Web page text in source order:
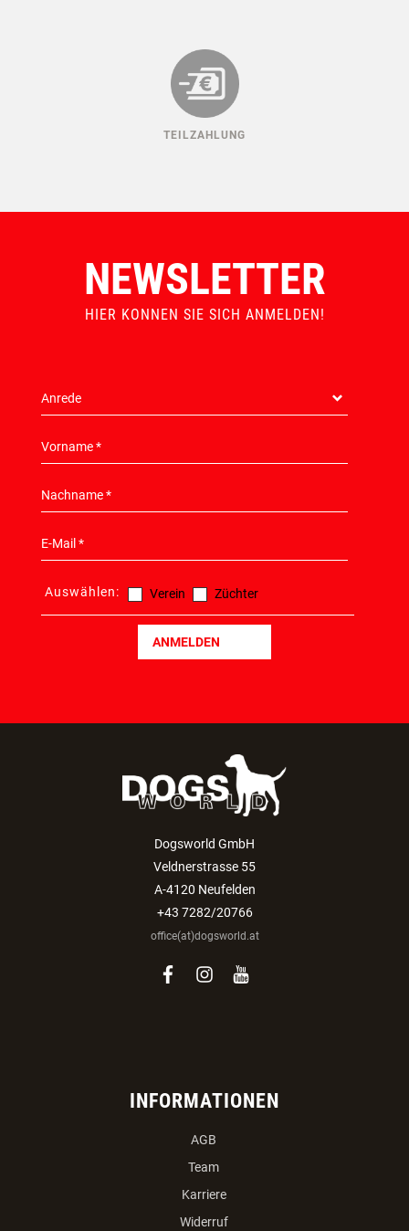
TEILZAHLUNG
NEWSLETTER
HIER KONNEN SIE SICH ANMELDEN!
Auswählen: Verein Züchter
ANMELDEN
Dogsworld GmbH
Veldnerstrasse 55
A-4120 Neufelden
+43 7282/20766
office(at)dogsworld.at
facebook
instagram
youtube
INFORMATIONEN
AGB
Team
Karriere
Widerruf